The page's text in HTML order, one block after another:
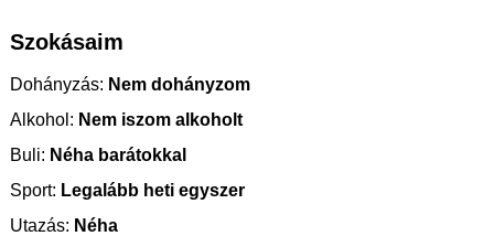
Szokásaim
Dohányzás: Nem dohányzom
Alkohol: Nem iszom alkoholt
Buli: Néha barátokkal
Sport: Legalább heti egyszer
Utazás: Néha